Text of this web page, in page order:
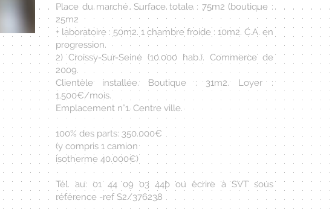
Place du marché. Surface totale : 75m2 (boutique :
25m2
+ laboratoire : 50m2. 1 chambre froide : 10m2. C.A. en
progression.
2) Croissy-Sur-Seine (10.000 hab.). Commerce de
2009.
Clientèle installée. Boutique : 31m2. Loyer :
1.500€/mois.
Emplacement n°1. Centre ville.
100% des parts: 350.000€
(y compris 1 camion
isotherme 40.000€)
Tél. au: 01 44 09 03 44þ ou écrire à SVT sous
référence -ref S2/376238